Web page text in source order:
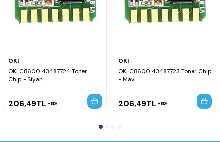
OKI
OKI C8600 43487724 Toner
Chip - Siyah
206,49TL KDV
OKI
OKI C8600 43487723 Toner Chip
- Mavi
206,49TL KDV